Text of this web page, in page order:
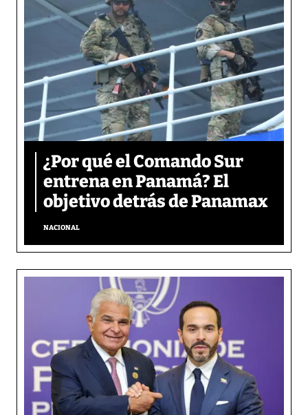
¿Por qué el Comando Sur
entrena en Panamá? El
objetivo detrás de Panamax
NACIONAL